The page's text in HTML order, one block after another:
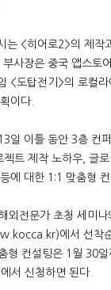
는 <히어로2>의 제작
사장은 중국 앱스토
<도탑전기>의 로컬
이다.
일 이틀 동안 3층 컨
젝트 제작 노하우, 글
에 대한 1:1 맞춤형 컨
외전문가 초청 세미나
에서 선착
형 컨설팅은 1월 30
서 신청하면 된다.